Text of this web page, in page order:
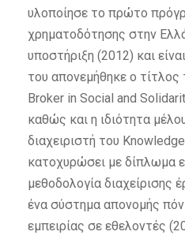
υλοποίησε το πρώτο
χρηματοδότησης στην
υποστήριξη (2012) και
του απονεμήθηκε ο
Broker in Social and
καθώς και η ιδιότητα
διαχειριστή του
κατοχυρώσει με δίπλωμα
μεθοδολογία διαχείρισης
ένα σύστημα απονομής
εμπειρίας σε εθελοντές